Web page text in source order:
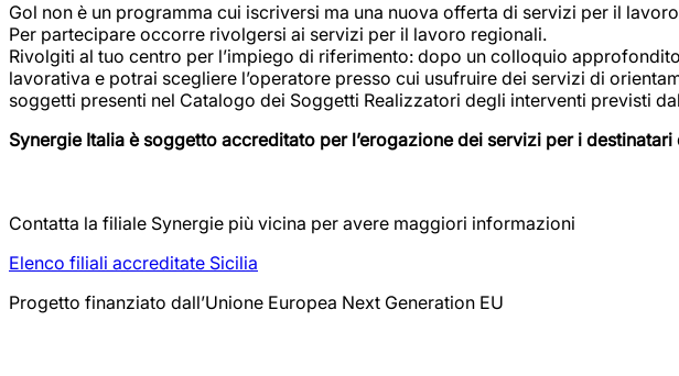
Gol non è un programma cui iscriversi ma una nuova offerta di servizi per il
Per partecipare occorre rivolgersi ai servizi per il lavoro regionali.
Rivolgiti al tuo centro per l’impiego di riferimento: dopo un colloquio
lavorativa e potrai scegliere l’operatore presso cui usufruire dei servizi di
soggetti presenti nel Catalogo dei Soggetti Realizzatori degli interventi previsti
Synergie Italia è soggetto accreditato per l’erogazione dei servizi per i destinatari
Contatta la filiale Synergie più vicina per avere maggiori informazioni
Elenco filiali accreditate Sicilia
Progetto finanziato dall’Unione Europea Next Generation EU